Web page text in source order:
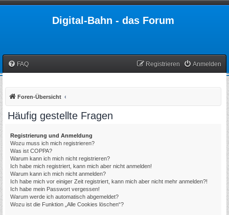
Digital-Bahn - das Forum
FAQ Anmelden
Registrieren
Foren-Übersicht
Häufig gestellte Fragen
Registrierung und Anmeldung
Wozu muss ich mich registrieren?
Was ist COPPA?
Warum kann ich mich nicht registrieren?
Ich habe mich registriert, kann mich aber nicht anmelden!
Warum kann ich mich nicht anmelden?
Ich habe mich vor einiger Zeit registriert, kann mich aber nicht mehr anmelden?!
Ich habe mein Passwort vergessen!
Warum werde ich automatisch abgemeldet?
Wozu ist die Funktion „Alle Cookies löschen“?